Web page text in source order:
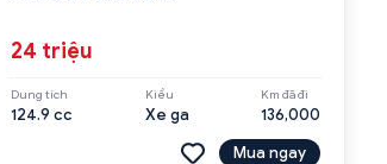
24 triệu
Dung tích
124.9 cc
Kiểu
Xe ga
Km đã đi
136,000
Mua ngay